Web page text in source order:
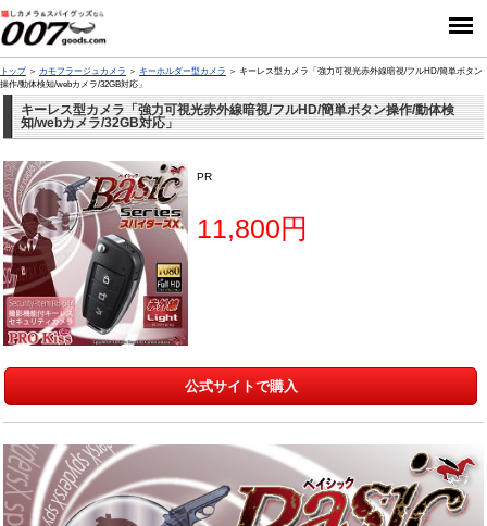
トップ カモフラージュカメラ キーホルダー型カメラ
キーレス型カメラ「強力可視光赤外線暗視/フルHD/簡単ボタン
操作/動体検知/webカメラ/32GB対応」
キーレス型カメラ「強力可視光赤外線暗視/フルHD/簡単ボタン操作/動体検
知/webカメラ/32GB対応」
PR
11,800円
公式サイトで購入